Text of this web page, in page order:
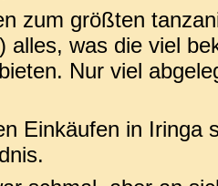
zum größten
alles, was die viel
Nur viel
Einkäufen in Iringa